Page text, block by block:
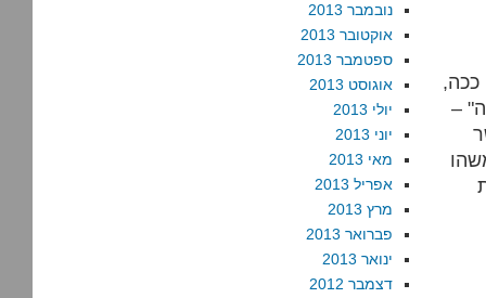
ככה,
–
נובמבר 2013
אוקטובר 2013
ספטמבר 2013
אוגוסט 2013
יולי 2013
יוני 2013
מאי 2013
אפריל 2013
מרץ 2013
פברואר 2013
ינואר 2013
דצמבר 2012